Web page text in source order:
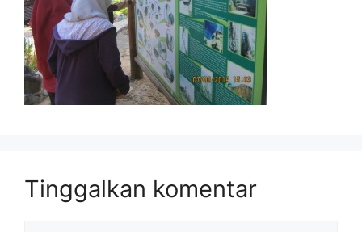
Tinggalkan komentar